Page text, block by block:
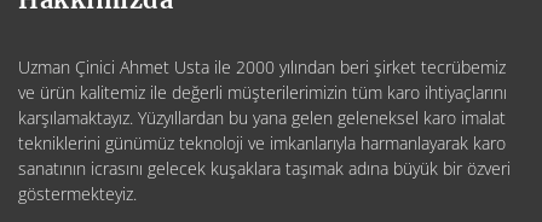
Uzman Çinici Ahmet Usta ile 2000 yılından beri şirket tecrübemiz
ve ürün kalitemiz ile değerli müşterilerimizin tüm karo ihtiyaçlarını
karşılamaktayız. Yüzyıllardan bu yana gelen geleneksel karo imalat
tekniklerini günümüz teknoloji ve imkanlarıyla harmanlayarak karo
sanatının icrasını gelecek kuşaklara taşımak adına büyük bir özveri
göstermekteyiz.